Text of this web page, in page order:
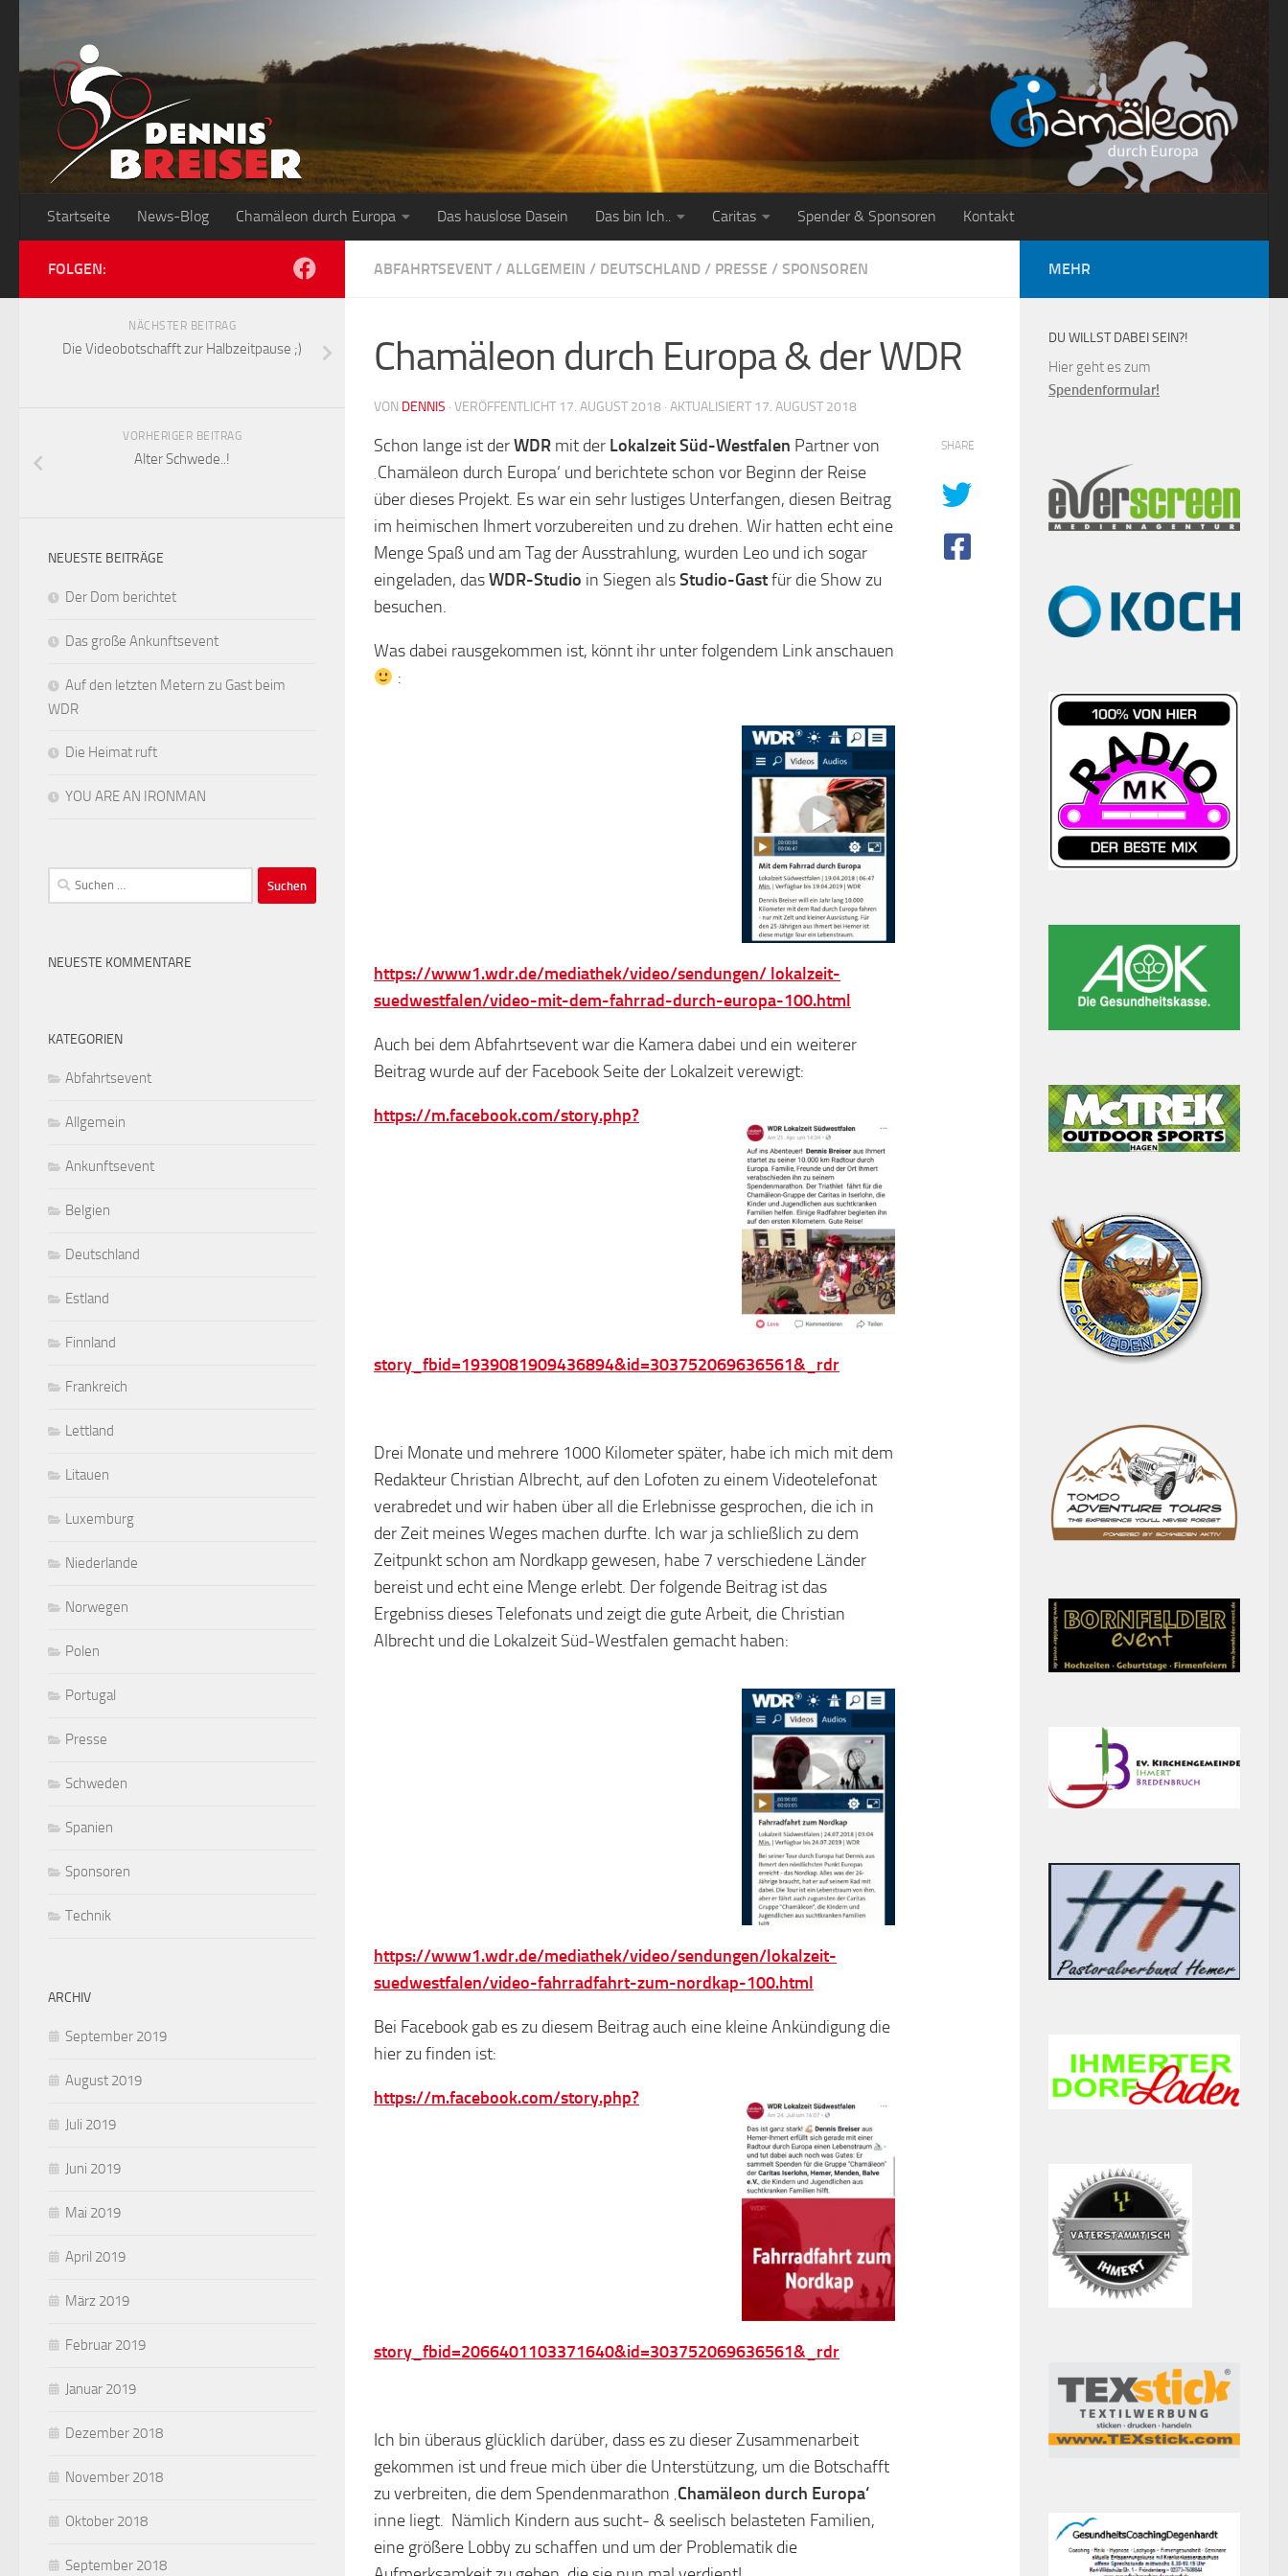
Startseite News-Blog Chamäleon durch Europa Das hauslose Dasein Das bin Ich.. Caritas Spender & Sponsoren Kontakt
ABFAHRTSEVENT / ALLGEMEIN / DEUTSCHLAND / PRESSE / SPONSOREN
Chamäleon durch Europa & der WDR
VON DENNIS · VERÖFFENTLICHT 17. AUGUST 2018 · AKTUALISIERT 17. AUGUST 2018
Schon lange ist derWDR mit der Lokalzeit Süd-Westfalen Partner von
‚Chamäleon durch Europa‘ und berichtete schon vor Beginn der Reise
über dieses Projekt. Es war ein sehr lustiges Unterfangen, diesen Beitrag
im heimischen Ihmert vorzubereiten und zu drehen. Wir hatten echt eine
Menge Spaß und am Tag der Ausstrahlung, wurden Leo und ich sogar
eingeladen, dasWDR-Studio in Siegen alsStudio-Gastfür die Show zu
besuchen.
Was dabei rausgekommen ist, könnt ihr unter folgendem Link anschauen
:
https://www1.wdr.de/mediathek/video/sendungen/ lokalzeit-
suedwestfalen/video-mit-dem-fahrrad-durch-europa-100.html
Auch bei dem Abfahrtsevent war die Kamera dabei und ein weiterer
Beitrag wurde auf der Facebook Seite der Lokalzeit verewigt:
https://m.facebook.com/story.php?
story_fbid=1939081909436894&id=303752069636561&_rdr
Drei Monate und mehrere 1000 Kilometer später, habe ich mich mit dem
Redakteur Christian Albrecht, auf den Lofoten zu einem Videotelefonat
verabredet und wir haben über all die Erlebnisse gesprochen, die ich in
der Zeit meines Weges machen durfte. Ich war ja schließlich zu dem
Zeitpunkt schon am Nordkapp gewesen, habe 7 verschiedene Länder
bereist und echt eine Menge erlebt. Der folgende Beitrag ist das
Ergebniss dieses Telefonats und zeigt die gute Arbeit, die Christian
Albrecht und die Lokalzeit Süd-Westfalen gemacht haben:
https://www1.wdr.de/mediathek/video/sendungen/lokalzeit-
suedwestfalen/video-fahrradfahrt-zum-nordkap-100.html
Bei Facebook gab es zu diesem Beitrag auch eine kleine Ankündigung die
hier zu finden ist:
https://m.facebook.com/story.php?
story_fbid=2066401103371640&id=303752069636561&_rdr
Ich bin überaus glücklich darüber, dass es zu dieser Zusammenarbeit
gekommen ist und freue mich über die Unterstützung, um die Botschafft
zu verbreiten, die dem Spendenmarathon ‚Chamäleon durch Europa‘
inne liegt. Nämlich Kindern aus sucht- & seelisch belasteten Familien,
eine größere Lobby zu schaffen und um der Problematik die
SHARE
FOLGEN:
NÄCHSTER BEITRAG
Die Videobotschafft zur Halbzeitpause ;)
VORHERIGER BEITRAG
Alter Schwede..!
NEUESTE BEITRÄGE
Der Dom berichtet
Das große Ankunftsevent
Auf den letzten Metern zu Gast beim
WDR
Die Heimat ruft
YOU ARE AN IRONMAN
Suchen
nach:
NEUESTE KOMMENTARE
KATEGORIEN
Abfahrtsevent
Allgemein
Ankunftsevent
Belgien
Deutschland
Estland
Finnland
Frankreich
Lettland
Litauen
Luxemburg
Niederlande
Norwegen
Polen
Portugal
Presse
Schweden
Spanien
Sponsoren
Technik
ARCHIV
September 2019
August 2019
Juli 2019
Juni 2019
Mai 2019
April 2019
März 2019
Februar 2019
Januar 2019
Dezember 2018
November 2018
Oktober 2018
September 2018
MEHR
DU WILLST DABEI SEIN?!
Hier geht es zum
Spendenformular!